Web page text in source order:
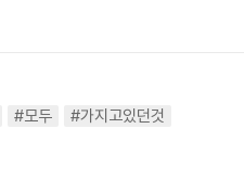
#모두
#가지고있던것